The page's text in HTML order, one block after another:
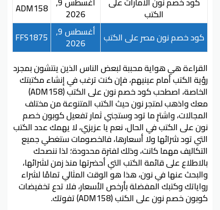
الكتب 2026
ADM158
كود خصم نون مصر على الكتب
أغسطس 9,
2026
FFS1875
القراءة هي هواية محببة لبعض الناس الذين ينتشون بمجرد
رؤية الكتب أمام عينيهم، فإن كنت ترغب في إنشاء مكتبتك
الخاصة، اصطحب كود خصم نون على الكتب (ADM158)
معك واذهب لمتجر نون حيث الكتب المتنوعة من مختلف
المجالات، واشترِ ما تود وستجني ثمار تفعيل كوبون خصم
نون على الكتب في الحال، نعم يا عزيزي، لا يهمك عدد الكتب
التي تود شرائها ولا أسعارها، فالخصومات ستغطي جميع
التكاليف مهما كانت، وذلك لفترة محدودة؛ لذا ننصحك
بالاطلاع على قائمة الكتب التي أحضرتها منذ زمن لشرائها،
والبحث عنها في نون، هذا هو الوقت المثالي تمامًا لشراء
رواياتك وكتبك المفضلة بأرخص الأسعار، فلا تدع تخفيضات
كوبون خصم نون على الكتب (ADM158) تفوتك.